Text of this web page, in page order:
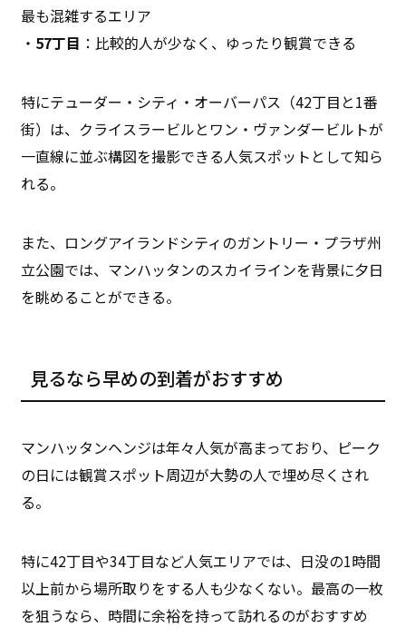
最も混雑するエリア
・ 57丁目 ：比較的人が少なく、ゆったり観賞できる
特にテューダー・シティ・オーバーパス（42丁目と1番
街）は、クライスラービルとワン・ヴァンダービルトが
一直線に並ぶ構図を撮影できる人気スポットとして知ら
れる。
また、ロングアイランドシティのガントリー・プラザ州
立公園では、マンハッタンのスカイラインを背景に夕日
を眺めることができる。
見るなら早めの到着がおすすめ
マンハッタンヘンジは年々人気が高まっており、ピーク
の日には観賞スポット周辺が大勢の人で埋め尽くされ
る。
特に42丁目や34丁目など人気エリアでは、日没の1時間
以上前から場所取りをする人も少なくない。最高の一枚
を狙うなら、時間に余裕を持って訪れるのがおすすめ